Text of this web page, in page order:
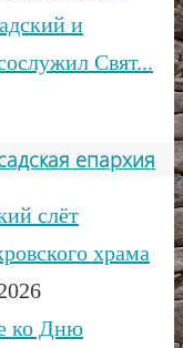
и
Свят...
епархия
слёт
храма
ко Дню